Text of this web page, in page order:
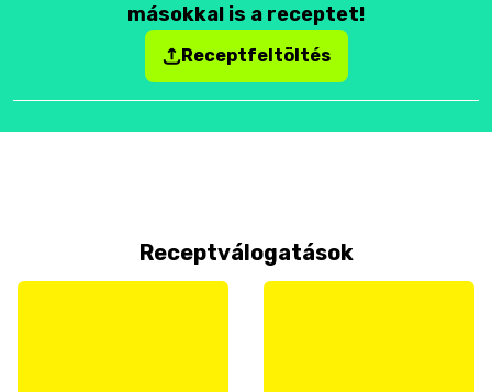
másokkal is a receptet!
Receptfeltöltés
Receptválogatások